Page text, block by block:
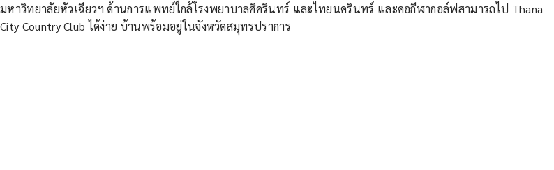
มหาวิทยาลัยหัวเฉียวฯ ด้านการแพทย์ใกล้โรงพยาบาลศิครินทร์ และไทยนครินทร์ และคอกีฬากอล์ฟสามารถไป Thana
City Country Club ได้ง่าย บ้านพร้อมอยู่ในจังหวัดสมุทรปราการ